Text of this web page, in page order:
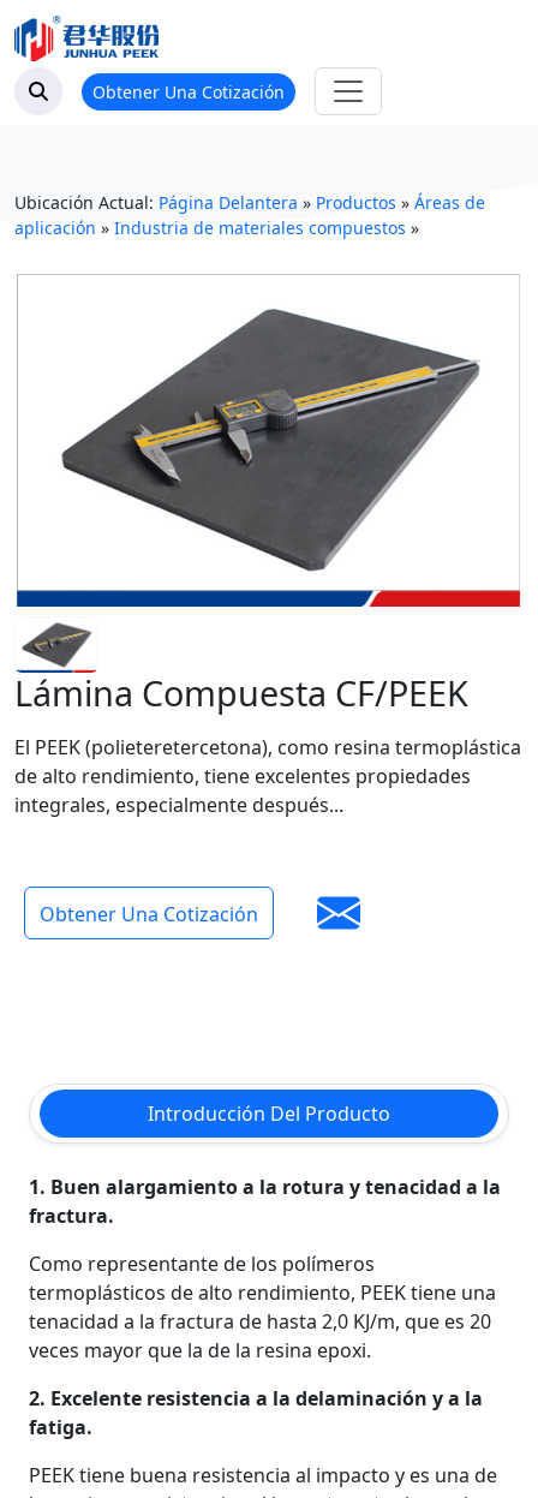
Obtener Una Cotización
Ubicación Actual: Página Delantera » Productos » Áreas de
aplicación » Industria de materiales compuestos »
Lámina Compuesta CF/PEEK
El PEEK (polieteretercetona), como resina termoplástica
de alto rendimiento, tiene excelentes propiedades
integrales, especialmente después...
Obtener Una Cotización
Introducción Del Producto
1. Buen alargamiento a la rotura y tenacidad a la
fractura.
Como representante de los polímeros
termoplásticos de alto rendimiento, PEEK tiene una
tenacidad a la fractura de hasta 2,0 KJ/m, que es 20
veces mayor que la de la resina epoxi.
2. Excelente resistencia a la delaminación y a la
fatiga.
PEEK tiene buena resistencia al impacto y es una de